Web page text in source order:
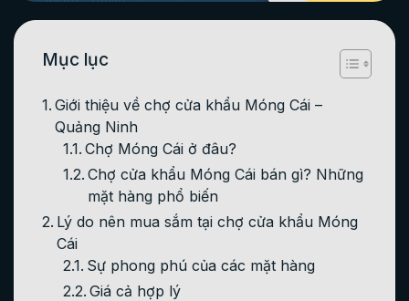
Mục lục
Giới thiệu về chợ cửa khẩu Móng Cái –
Quảng Ninh
Chợ Móng Cái ở đâu?
Chợ cửa khẩu Móng Cái bán gì? Những
mặt hàng phổ biến
Lý do nên mua sắm tại chợ cửa khẩu Móng
Cái
Sự phong phú của các mặt hàng
Giá cả hợp lý